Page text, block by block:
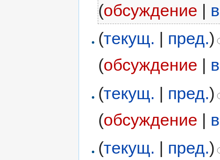
(обсуждение |
(текущ. пред.)
(обсуждение
(текущ. | пред.)
(обсуждение |
(текущ. | пред.)